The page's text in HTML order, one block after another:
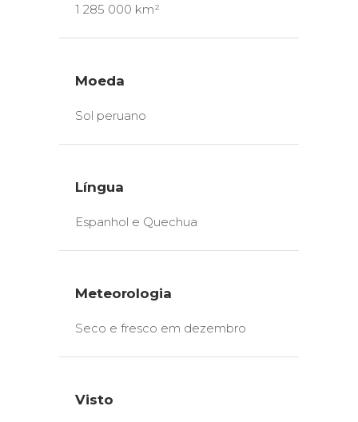
1 285 000 km²
Moeda
Sol peruano
Língua
Espanhol e Quechua
Meteorologia
Seco e fresco em dezembro
Visto